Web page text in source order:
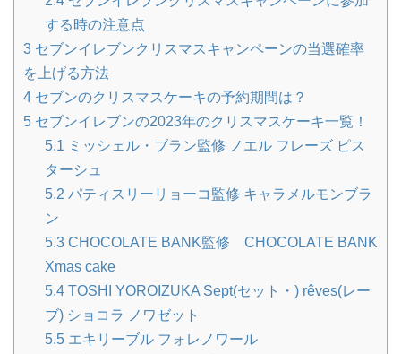
する時の注意点
3 セブンイレブンクリスマスキャンペーンの当選確率
を上げる方法
4 セブンのクリスマスケーキの予約期間は？
5 セブンイレブンの2023年のクリスマスケーキ一覧！
5.1 ミッシェル・ブラン監修 ノエル フレーズ ピス
ターシュ
5.2 パティスリーリョーコ監修 キャラメルモンブラ
ン
5.3 CHOCOLATE BANK監修 CHOCOLATE BANK
Xmas cake
5.4 TOSHI YOROIZUKA Sept(セット・) rêves(レー
ブ) ショコラ ノワゼット
5.5 エキリーブル フォレノワール